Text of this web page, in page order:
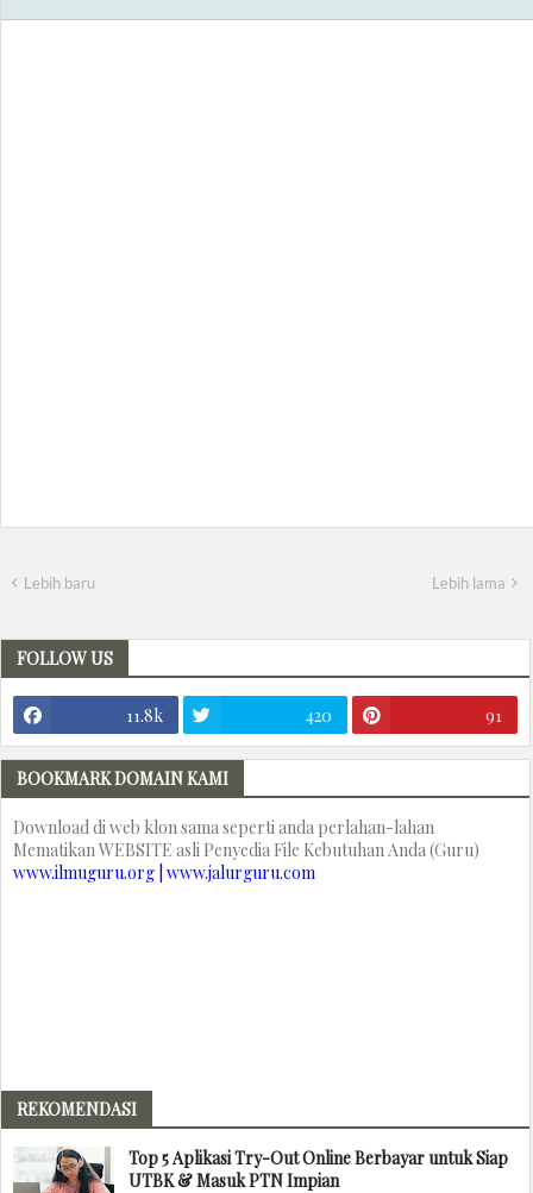
Lebih baru Lebih lama
FOLLOW US
11.8k 420 91
BOOKMARK DOMAIN KAMI
Download di web klon sama seperti anda perlahan-lahan
Mematikan WEBSITE asli Penyedia File Kebutuhan Anda (Guru)
www.ilmuguru.org | www.jalurguru.com
REKOMENDASI
Top 5 Aplikasi Try-Out Online Berbayar untuk Siap
UTBK & Masuk PTN Impian